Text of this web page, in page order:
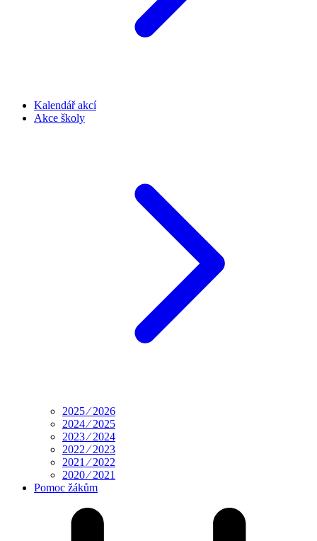
Kalendář akcí
Akce školy
2025 ⁄ 2026
2024 ⁄ 2025
2023 ⁄ 2024
2022 ⁄ 2023
2021 ⁄ 2022
2020 ⁄ 2021
Pomoc žákům